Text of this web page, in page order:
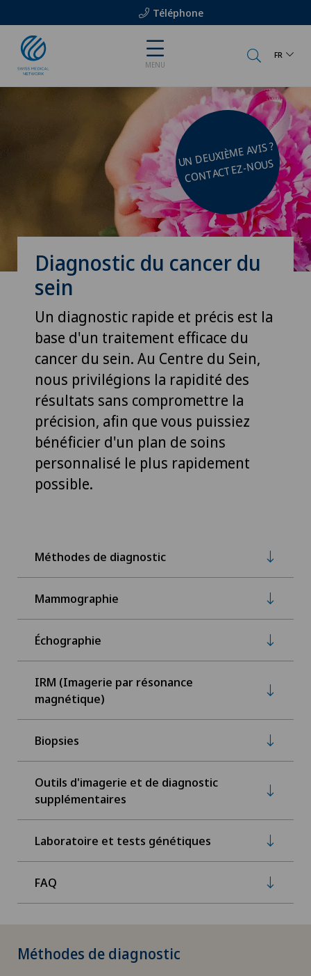
Téléphone
MENU
FR
UN DEUXIÈ
ME AVIS ?
CONTACTEZ-NOUS
Diagnostic du cancer du
sein
Un diagnostic rapide et précis est la
base d'un traitement efficace du
cancer du sein. Au Centre du Sein,
nous privilégions la rapidité des
résultats sans compromettre la
précision, afin que vous puissiez
bénéficier d'un plan de soins
personnalisé le plus rapidement
possible.
Méthodes de diagnostic
Mammographie
Échographie
IRM (Imagerie par résonance
magnétique)
Biopsies
Outils d'imagerie et de diagnostic
supplémentaires
Laboratoire et tests génétiques
FAQ
Méthodes de diagnostic